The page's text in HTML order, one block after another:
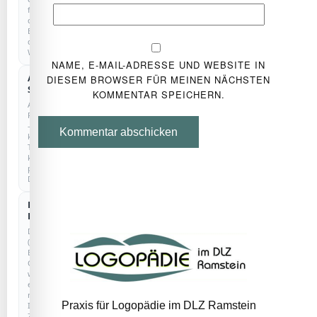
NAME, E-MAIL-ADRESSE UND WEBSITE IN
DIESEM BROWSER FÜR MEINEN NÄCHSTEN
KOMMENTAR SPEICHERN.
Kommentar abschicken
Praxis für Logopädie im DLZ Ramstein
für
den
Betrieb
der
Website.
Anonyme
Statistik
COOKIELOS
Anonyme
Reichweitenmessung
–
kein
Tracking,
keine
personenbezogenen
Daten.
Externe
Dienste
Drittanbieter
(z.
B.
Google)
werden
erst
nach
Ihrer